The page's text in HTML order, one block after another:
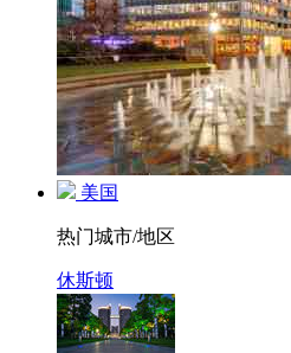
美国
热门城市/地区
休斯顿